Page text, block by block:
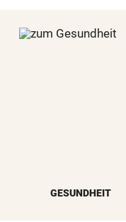
GESUNDHEIT